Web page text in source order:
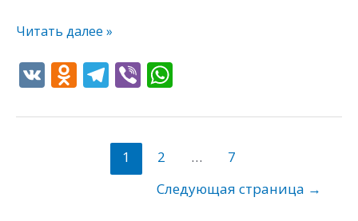
Читать далее »
V O
n
T
e
gr
a
Vi
er at
p
1 2 …
7
Следующая страница →